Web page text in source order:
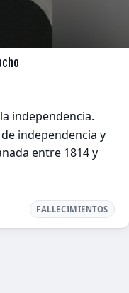
independencia.
independencia y
entre 1814 y
FALLECIMIENTOS